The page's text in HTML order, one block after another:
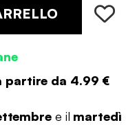
partire da 4.99 €
e il martedì